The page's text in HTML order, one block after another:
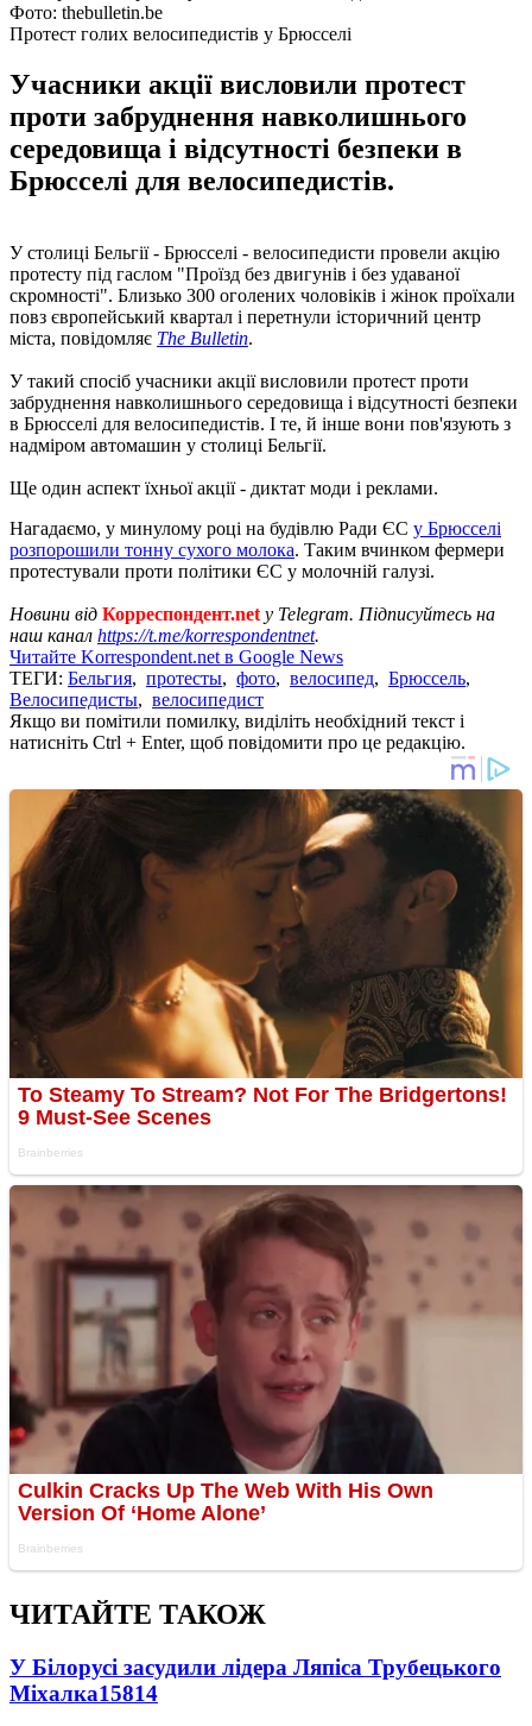
Фото: thebulletin.be
Протест голих велосипедистів у Брюсселі
Учасники акції висловили протест
проти забруднення навколишнього
середовища і відсутності безпеки в
Брюсселі для велосипедистів.
У столиці Бельгії - Брюсселі - велосипедисти провели акцію
протесту під гаслом "Проїзд без двигунів і без удаваної
скромності". Близько 300 оголених чоловіків і жінок проїхали
повз європейський квартал і перетнули історичний центр
міста, повідомляє The Bulletin.
У такий спосіб учасники акції висловили протест проти
забруднення навколишнього середовища і відсутності безпеки
в Брюсселі для велосипедистів. І те, й інше вони пов'язують з
надміром автомашин у столиці Бельгії.
Ще один аспект їхньої акції - диктат моди і реклами.
Нагадаємо, у минулому році на будівлю Ради ЄС у Брюсселі
розпорошили тонну сухого молока. Таким вчинком фермери
протестували проти політики ЄС у молочній галузі.
Новини від Корреспондент.net у Telegram. Підписуйтесь на
наш канал https://t.me/korrespondentnet.
Читайте Korrespondent.net в Google News
ТЕГИ: Бельгия, протесты, фото, велосипед, Брюссель,
Велосипедисты, велосипедист
Якщо ви помітили помилку, виділіть необхідний текст і
натисніть Ctrl + Enter, щоб повідомити про це редакцію.
ЧИТАЙТЕ ТАКОЖ
У Білорусі засудили лідера Ляпіса Трубецького
Міхалка15814